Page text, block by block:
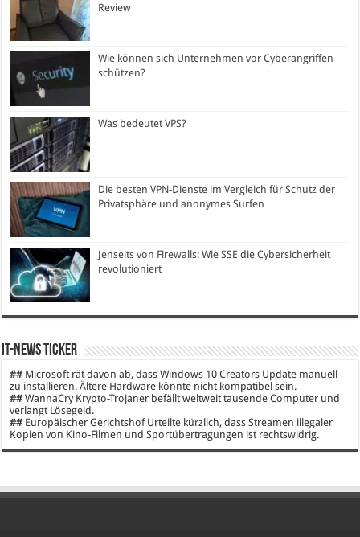
Review
Wie können sich Unternehmen vor Cyberangriffen
schützen?
Was bedeutet VPS?
Die besten VPN-Dienste im Vergleich für Schutz der
Privatsphäre und anonymes Surfen
Jenseits von Firewalls: Wie SSE die Cybersicherheit
revolutioniert
IT-News Ticker
## Microsoft rät davon ab, dass Windows 10 Creators Update manuell
zu installieren. Ältere Hardware könnte nicht kompatibel sein.
## WannaCry Krypto-Trojaner befällt weltweit tausende Computer und
verlangt Lösegeld.
## Europäischer Gerichtshof Urteilte kürzlich, dass Streamen illegaler
Kopien von Kino-Filmen und Sportübertragungen ist rechtswidrig.